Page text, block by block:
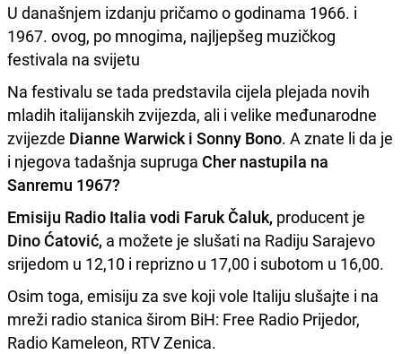
U današnjem izdanju pričamo o godinama 1966. i
1967. ovog, po mnogima, najljepšeg muzičkog
festivala na svijetu
Na festivalu se tada predstavila cijela plejada novih
mladih italijanskih zvijezda, ali i velike međunarodne
zvijezde Dianne Warwick i Sonny Bono. A znate li da je
i njegova tadašnja supruga Cher nastupila na
Sanremu 1967?
Emisiju Radio Italia vodi Faruk Čaluk, producent je
Dino Ćatović, a možete je slušati na Radiju Sarajevo
srijedom u 12,10 i reprizno u 17,00 i subotom u 16,00.
Osim toga, emisiju za sve koji vole Italiju slušajte i na
mreži radio stanica širom BiH: Free Radio Prijedor,
Radio Kameleon, RTV Zenica.